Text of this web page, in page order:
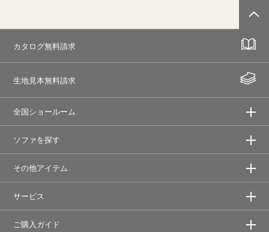
カタログ無料請求
生地見本無料請求
全国ショールーム
ソファを探す
その他アイテム
サービス
ご購入ガイド